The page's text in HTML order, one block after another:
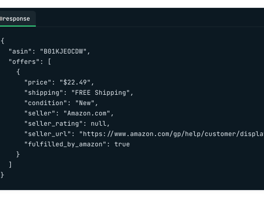
response
{
  "asin": "B01KJEOCDW",
  "offers": [
    {
      "price": "$22.49",
      "shipping": "FREE Shipping",
      "condition": "New",
      "seller": "Amazon.com",
      "seller_rating": null,
"seller_url": "https://www.amazon.com/gp/help/customer/
      "fulfilled_by_amazon": true
    }
  ]
}